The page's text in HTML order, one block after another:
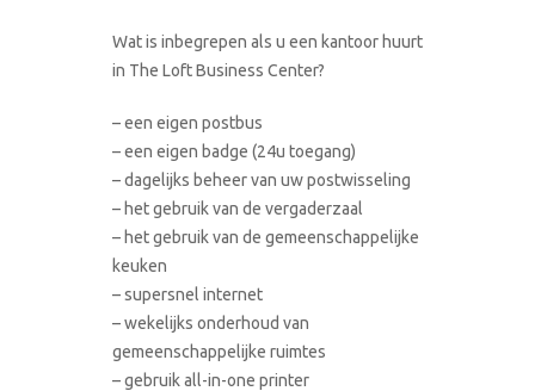
Wat is inbegrepen als u een kantoor huurt
in The Loft Business Center?
– een eigen postbus
– een eigen badge (24u toegang)
– dagelijks beheer van uw postwisseling
– het gebruik van de vergaderzaal
– het gebruik van de gemeenschappelijke
keuken
– supersnel internet
– wekelijks onderhoud van
gemeenschappelijke ruimtes
– gebruik all-in-one printer